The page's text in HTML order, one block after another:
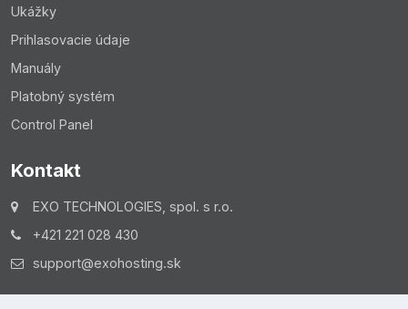
Ukážky
Prihlasovacie údaje
Manuály
Platobný systém
Control Panel
Kontakt
EXO TECHNOLOGIES, spol. s r.o.
+421 221 028 430
support@exohosting.sk